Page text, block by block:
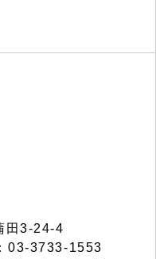
田3-24-4
03-3733-1553